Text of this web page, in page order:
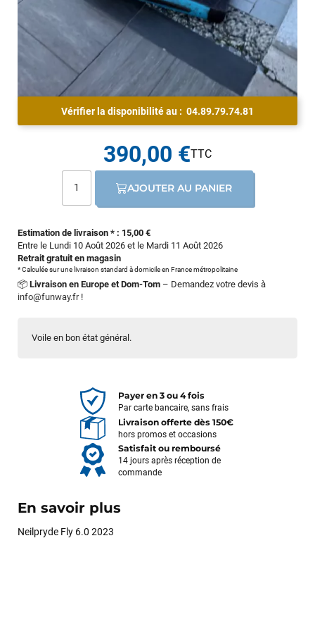
Voile en bon état général.
Vérifier la disponibilité au : 04.89.79.74.81
Estimation de livraison * : 15,00 €
Entre le Lundi 10 Août 2026 et le Mardi 11 Août 2026
Retrait gratuit en magasin
* Calculée sur une livraison standard à domicile en France métropolitaine
📦 Livraison en Europe et Dom-Tom – Demandez votre devis à
info@funway.fr!
390,00 €
AJOUTER AU PANIER
Payer en 3 ou 4 fois
Par carte bancaire, sans frais
Livraison offerte dès 150€
hors promos et occasions
Satisfait ou remboursé
14 jours après réception de
commande
En savoir plus
Neilpryde Fly 6.0 2023